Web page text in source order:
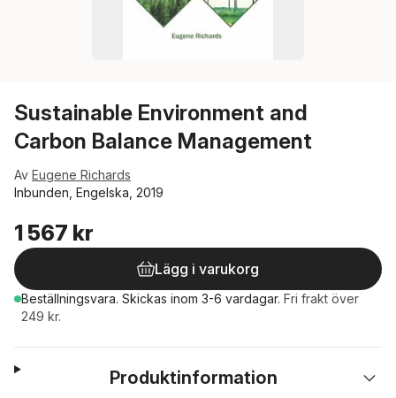
Sustainable Environment and
Carbon Balance Management
Av Eugene Richards
Inbunden, Engelska, 2019
1 567 kr
Lägg i varukorg
Beställningsvara. Skickas inom 3-6 vardagar. Fri frakt över
249 kr.
Produktinformation